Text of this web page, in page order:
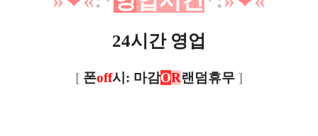
24시간 영업
[ 폰off시: 마감OR랜덤휴무 ]